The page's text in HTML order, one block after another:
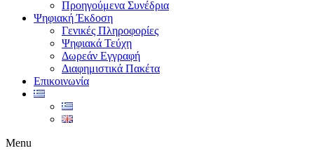
Προηγούμενα Συνέδρια
Ψηφιακή Έκδοση
Γενικές Πληροφορίες
Ψηφιακά Τεύχη
Δωρεάν Εγγραφή
Διαφημιστικά Πακέτα
Επικοινωνία
Menu